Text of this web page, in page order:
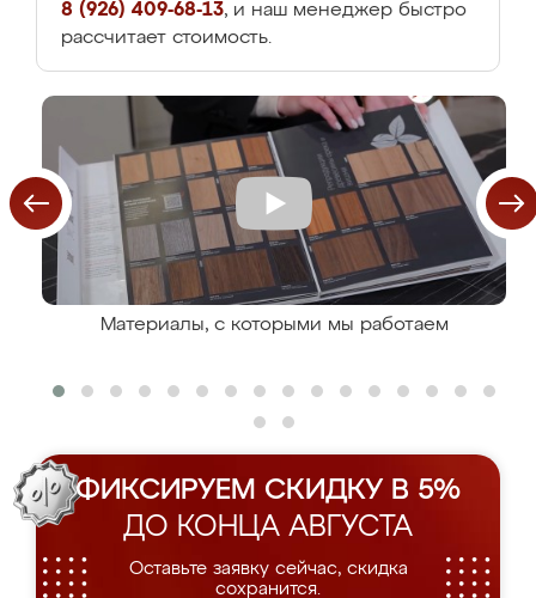
8 (926) 409-68-13, и наш менеджер быстро
рассчитает стоимость.
Материалы, с которыми мы работаем
ФИКСИРУЕМ СКИДКУ В 5%
ДО КОНЦА АВГУСТА
Оставьте заявку сейчас, скидка
сохранится.